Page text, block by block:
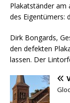
Plakatständer am
des Eigentümers:
Dirk Bongards,
den defekten
lassen. Der